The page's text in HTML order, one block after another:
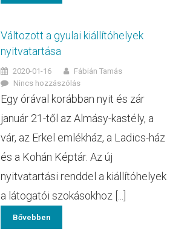
Változott a gyulai kiállítóhelyek
nyitvatartása
2020-01-16
Fábián Tamás
Nincs hozzászólás
Egy órával korábban nyit és zár
január 21-től az Almásy-kastély, a
vár, az Erkel emlékház, a Ladics-ház
és a Kohán Képtár. Az új
nyitvatartási renddel a kiállítóhelyek
a látogatói szokásokhoz [...]
Bővebben